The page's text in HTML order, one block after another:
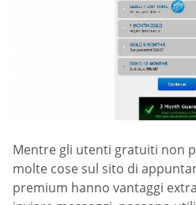
Mentre gli utenti gratuiti non
molte cose sul sito di
premium hanno vantaggi